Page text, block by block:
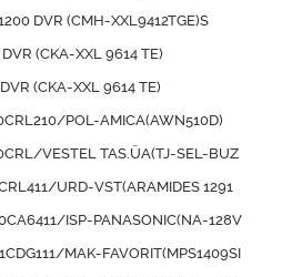
DVR (CMH-XXL9412TGE)S
(CKA-XXL 9614 TE)
(CKA-XXL 9614 TE)
POL-AMICA(AWN510D)
VESTEL TAS.ÜA(TJ-SEL-BUZ
URD-VST(ARAMIDES 1291
ISP-PANASONIC(NA-128V
MAK-FAVORIT(MPS1409SI